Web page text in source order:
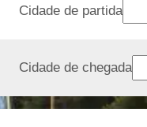
Cidade de partida
Cidade de chegada